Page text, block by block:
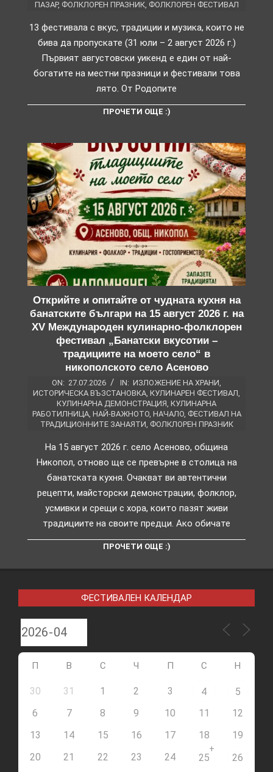
ПАЗАР, ФОЛКЛОРЕН ПРАЗНИК, ФОЛКЛОРЕН ФЕСТИВАЛ
13 фестивала с вкус, традиции и музика, които не
бива да пропускате (31 юли – 2 август 2026 г.)
Първият августовски уикенд е един от най-
богатите на местни празници и фестивали това
лято. От Родопите
ПРОЧЕТИ ОЩЕ :)
Открийте и опитайте от чудната кухня на
банатските българи на 15 август 2026 г. на
XV Международен кулинарно-фолклорен
фестивал „Банатски вкусотии –
традициите на моето село“ в
никополското село Асеново
ON: 27.07.2026 IN: ИЗЛОЖЕНИЕ НА ХРАНИ
ИСТОРИЧЕСКА ВЪЗСТАНОВКА КУЛИНАРЕН ФЕСТИВАЛ
КУЛИНАРНА ДЕМОНСТРАЦИЯ КУЛИНАРНА
РАБОТИЛНИЦА, НАЙ-ВАЖНОТО, НАЧАЛО, ФЕСТИВАЛ НА
ТРАДИЦИОННИТЕ ЗАНАЯТИ ФОЛКЛОРЕН ПРАЗНИК
На 15 август 2026 г. село Асеново, община
Никопол, отново ще се превърне в столица на
банатската кухня. Очакват ви автентични
рецепти, майсторски демонстрации, фолклор,
усмивки и срещи с хора, които пазят живи
традициите на своите предци. Ако обичате
ПРОЧЕТИ ОЩЕ :)
ФЕСТИВАЛЕН КАЛЕНДАР
П В С Ч П С Н
30 31 1 2 3 4
5
6
7 8 9 10 11
12
13
14 15 16 17 18
19
20
21 22 23 24 25
+
26